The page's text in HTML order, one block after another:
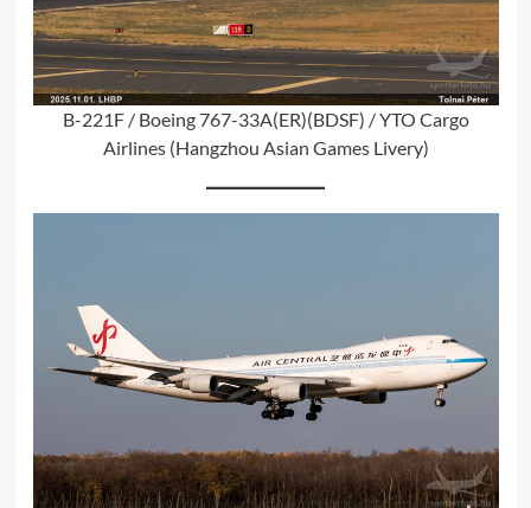
B-221F / Boeing 767-33A(ER)(BDSF) / YTO Cargo
Airlines (Hangzhou Asian Games Livery)